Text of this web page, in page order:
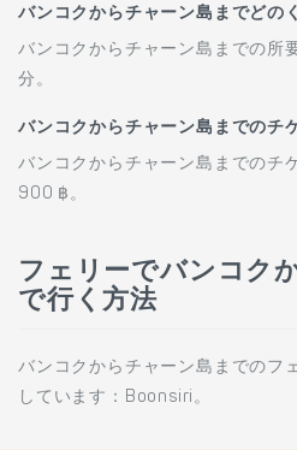
バンコクからチャーン島までどの
バンコクからチャーン島までの所
分。
バンコクからチャーン島までのチ
バンコクからチャーン島までのチ
900 ฿。
フェリーでバンコク
で行く方法
バンコクからチャーン島までのフ
しています：Boonsiri。